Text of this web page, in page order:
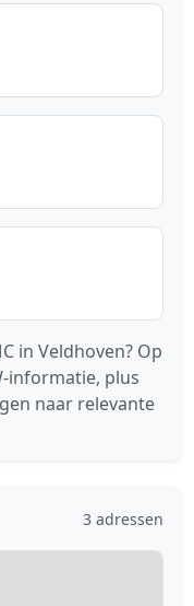
in Veldhoven? Op
informatie, plus
naar relevante
3 adressen